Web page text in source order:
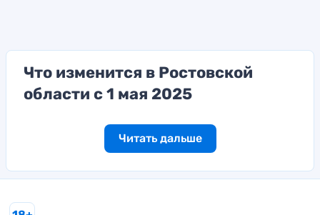
Что изменится в Ростовской
области с 1 мая 2025
Читать дальше